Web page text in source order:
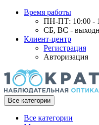
Время работы
ПН-ПТ: 10:00 -
СБ, ВС -
Клиент-центр
Регистрация
Авторизация
Все категории
Все категории